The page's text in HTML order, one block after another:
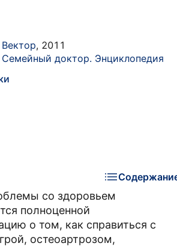
Вектор, 2011
Семейный доктор. Энциклопедия
со здоровьем
полноценной
о том, как справиться с
остеоартрозом,